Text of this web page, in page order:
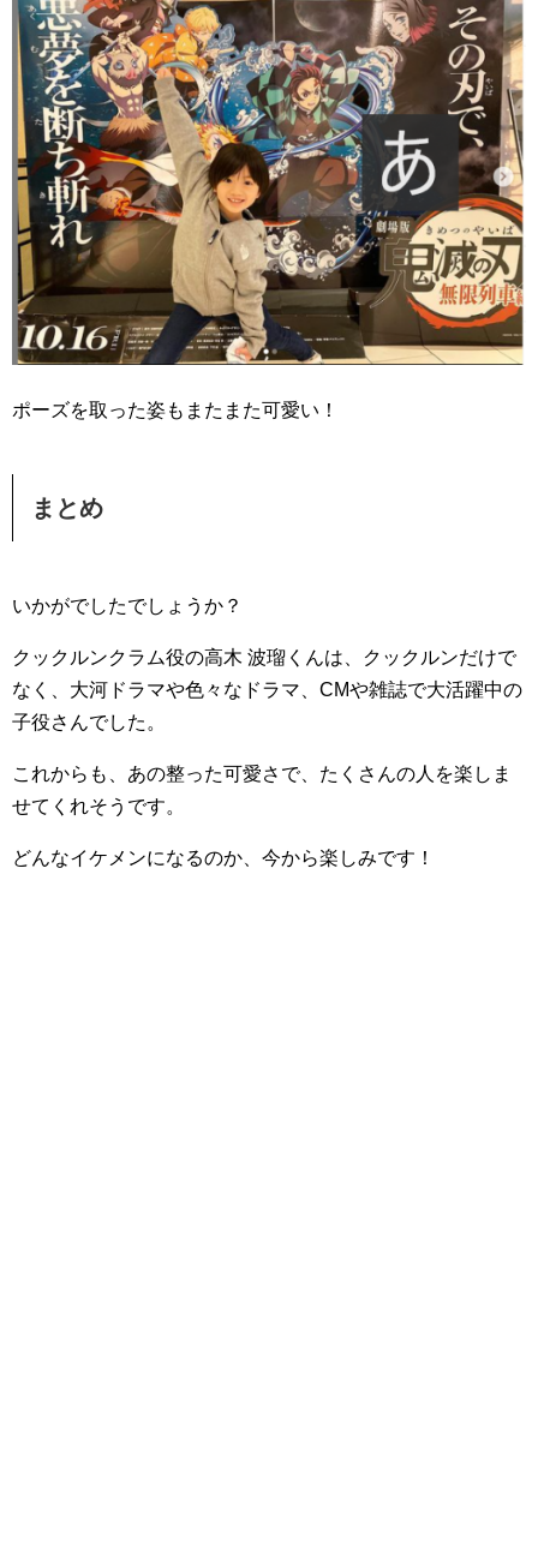
ポーズを取った姿もまたまた可愛い！
まとめ
いかがでしたでしょうか？
クックルンクラム役の高木 波瑠くんは、クックルンだけで
なく、大河ドラマや色々なドラマ、CMや雑誌で大活躍中の
子役さんでした。
これからも、あの整った可愛さで、たくさんの人を楽しま
せてくれそうです。
どんなイケメンになるのか、今から楽しみです！